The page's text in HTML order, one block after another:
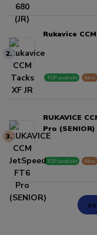
2.
Rukavice
TOP produkt Akce
3.
RUKAVICE
Pro (SENIOR)
TOP produkt Akce